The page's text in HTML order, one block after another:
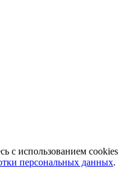
с использованием cookies
персональных данных.